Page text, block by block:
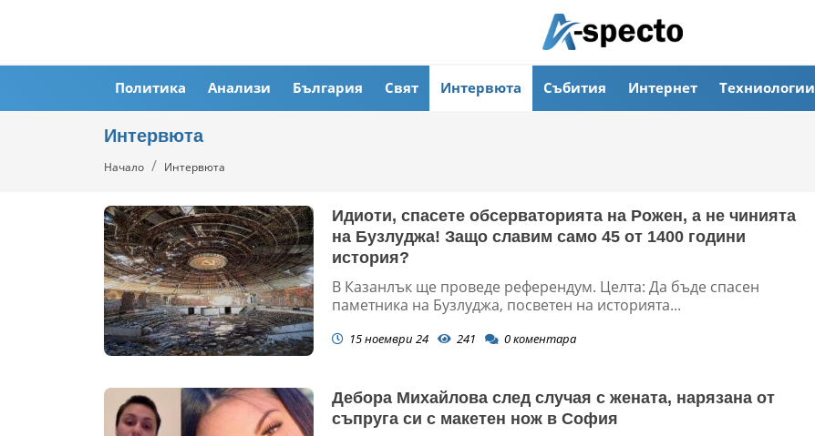
Политика Анализи България Свят Интервюта Събития Интернет Техниологии
Интервюта
Начало Интервюта
Идиоти, спасете обсерваторията на Рожен, а не чинията
на Бузлуджа! Защо славим само 45 от 1400 години
история?
В Казанлък ще проведе референдум. Целта: Да бъде спасен
паметника на Бузлуджа, посветен на историята...
15 ноември 24 241 0коментара
Дебора Михайлова след случая с жената, нарязана от
съпруга си с макетен нож в София